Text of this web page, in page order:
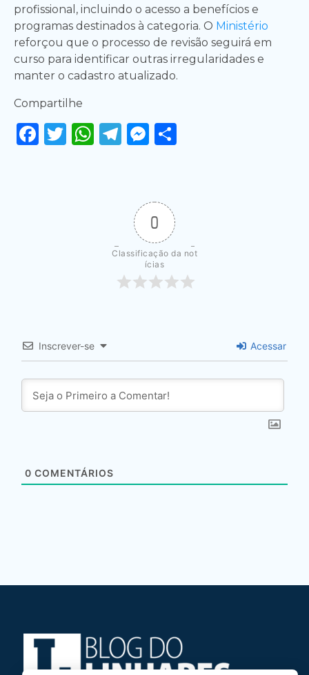
profissional, incluindo o acesso a benefícios e
programas destinados à categoria. O Ministério
reforçou que o processo de revisão seguirá em
curso para identificar outras irregularidades e
manter o cadastro atualizado.
Compartilhe
Facebook
Twitter
WhatsApp
Telegram
Messenger
0
Classificação da not
ícias
Inscrever-se Acessar
0 COMENTÁRIOS